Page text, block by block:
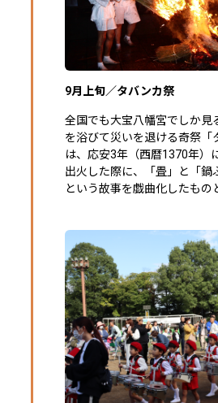
9月上旬／タバンカ祭
全国でも大宝八幡宮でしか見
を浴びて災いを退ける奇祭「
は、応安3年（西暦1370年）
出火した際に、「畳」と「鍋
という故事を戯曲化したもの